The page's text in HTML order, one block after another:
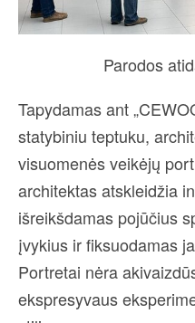
Parodos
Tapydamas ant
statybiniu teptuku,
visuomenės veikėjų
architektas atskleidžia
išreikšdamas pojūčius
įvykius ir fiksuodamas
Portretai nėra
ekspresyvaus